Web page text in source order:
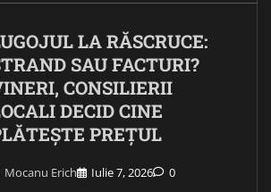
LA RĂSCRUCE:
SAU FACTURI?
CONSILIERII
DECID CINE
PREȚUL
Mocanu Erich Iulie 7, 2026 0